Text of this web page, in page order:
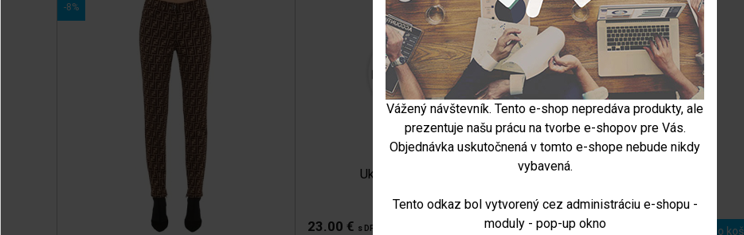
Vážený návštevník. Tento e-shop nepredáva produkty, ale
prezentuje našu prácu na tvorbe e-shopov pre Vás.
Objednávka uskutočnená v tomto e-shope nebude nikdy
vybavená.
Tento odkaz bol vytvorený cez administráciu e-shopu -
moduly - pop-up okno
-8%
Ukážkový produkt 2
skladom
23.00 € s DPH 23.00 €s DPH